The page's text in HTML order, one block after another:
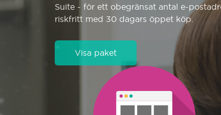
Suite - för ett obegränsat antal e-
riskfritt med 30 dagars öppet köp.
Visa paket